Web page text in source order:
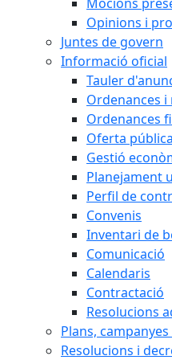
Opinions i
Juntes de govern
Informació oficial
Tauler
Ordenances
Ordenances
Oferta
Gestió
Planejament
Perfil de
Convenis
Inventari de
Comunicació
Calendaris
Contractació
Resolucions
Plans,
Resolucions i